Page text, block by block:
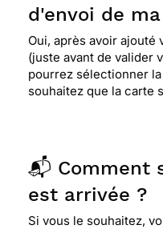
d'envoi de
Oui, après avoir
(juste avant de valider
pourrez sélectionner
souhaitez que la carte
📬 Comment
est arrivée ?
Si vous le souhaitez,